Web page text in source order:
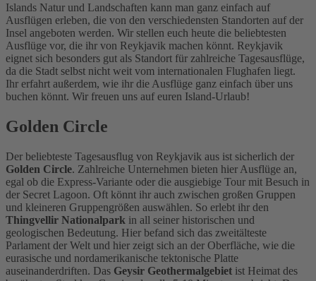
Islands Natur und Landschaften kann man ganz einfach auf
Ausflügen erleben, die von den verschiedensten Standorten auf der
Insel angeboten werden. Wir stellen euch heute die beliebtesten
Ausflüge vor, die ihr von Reykjavik machen könnt. Reykjavik
eignet sich besonders gut als Standort für zahlreiche Tagesausflüge,
da die Stadt selbst nicht weit vom internationalen Flughafen liegt.
Ihr erfahrt außerdem, wie ihr die Ausflüge ganz einfach über uns
buchen könnt. Wir freuen uns auf euren Island-Urlaub!
Golden Circle
Der beliebteste Tagesausflug von Reykjavik aus ist sicherlich der
Golden Circle. Zahlreiche Unternehmen bieten hier Ausflüge an,
egal ob die Express-Variante oder die ausgiebige Tour mit Besuch in
der Secret Lagoon. Oft könnt ihr auch zwischen großen Gruppen
und kleineren Gruppengrößen auswählen. So erlebt ihr den
Thingvellir Nationalpark in all seiner historischen und
geologischen Bedeutung. Hier befand sich das zweitälteste
Parlament der Welt und hier zeigt sich an der Oberfläche, wie die
eurasische und nordamerikanische tektonische Platte
auseinanderdriften. Das Geysir Geothermalgebiet ist Heimat des